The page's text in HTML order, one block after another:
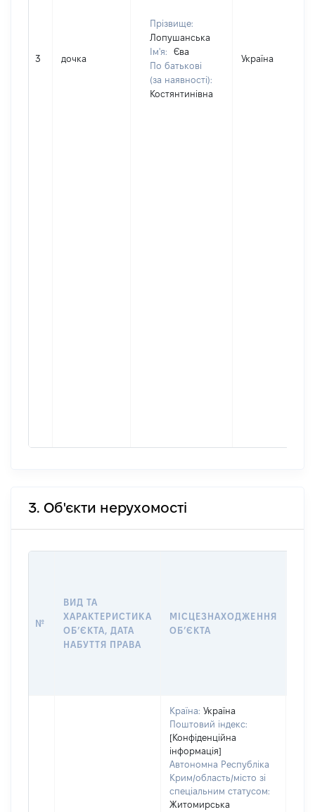
3 дочка
Прізвище:
Лопушанська
Ім'я:
Єва
По батькові
(за наявності):
Костянтинівна
Україна
3. Об'єкти нерухомості
№
ВИД ТА
ХАРАКТЕРИСТИКА
ОБʼЄКТА, ДАТА
НАБУТТЯ ПРАВА
МІСЦЕЗНАХОДЖЕННЯ
ОБʼЄКТА
Країна: Україна
Поштовий індекс:
[Конфіденційна
інформація]
Автономна Республіка
Крим/область/місто зі
спеціальним статусом:
Житомирська